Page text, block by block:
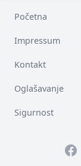
Početna
Impressum
Kontakt
Oglašavanje
Sigurnost